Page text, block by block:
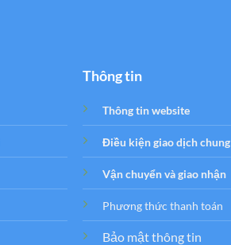
Thông tin
Thông tin website
Điều kiện giao dịch chung
Vận chuyển và giao nhận
Phương thức thanh toán
Bảo mật thông tin